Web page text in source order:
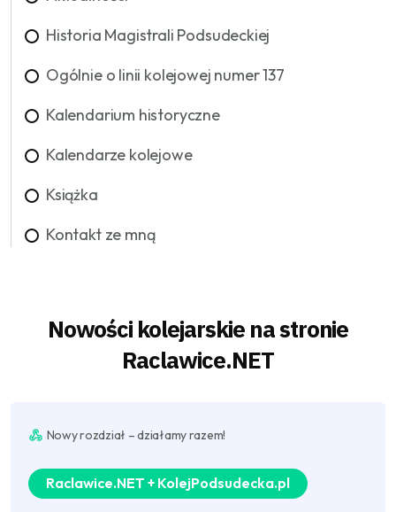
Historia Magistrali Podsudeckiej
Ogólnie o linii kolejowej numer 137
Kalendarium historyczne
Kalendarze kolejowe
Książka
Kontakt ze mną
Nowości kolejarskie na stronie
Raclawice.NET
Nowy rozdział – działamy razem!
Raclawice.NET + KolejPodsudecka.pl